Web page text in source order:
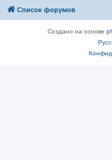
Список форумов
Создано на основе